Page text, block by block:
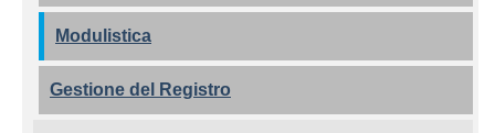
Modulistica
Gestione del Registro